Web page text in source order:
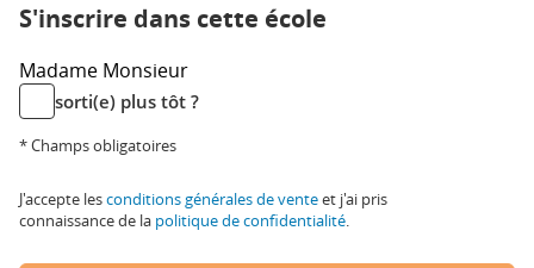
S'inscrire dans cette école
Madame Monsieur
sorti(e) plus tôt ?
* Champs obligatoires
J'accepte lesconditions générales de venteet j'ai pris
connaissance de la politique de confidentialité.